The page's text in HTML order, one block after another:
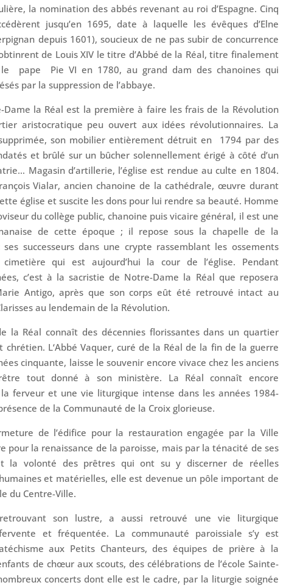
la nomination des abbés revenant au roi d’Espagne. Cinq
jusqu’en 1695, date à laquelle les évêques d’Elne
depuis 1601), soucieux de ne pas subir de concurrence
de Louis XIV le titre d’Abbé de la Réal, titre finalement
Pie VI en 1780, au grand dam des chanoines qui
par la suppression de l’abbaye.
Dame la Réal est la première à faire les frais de la Révolution
aristocratique peu ouvert aux idées révolutionnaires. La
son mobilier entièrement détruit en 1794 par des
et brûlé sur un bûcher solennellement érigé à côté d’un
Magasin d’artillerie, l’église est rendue au culte en 1804.
Vialar, ancien chanoine de la cathédrale, œuvre durant
église et suscite les dons pour lui rendre sa beauté. Homme
du collège public, chanoine puis vicaire général, il est une
de cette époque ; il repose sous la chapelle de la
ses successeurs dans une crypte rassemblant les ossements
qui est aujourd’hui la cour de l’église. Pendant
c’est à la sacristie de Notre-Dame la Réal que reposera
Antigo, après que son corps eût été retrouvé intact au
au lendemain de la Révolution.
la Réal connaît des décennies florissantes dans un quartier
chrétien. L‘Abbé Vaquer, curé de la Réal de la fin de la guerre
cinquante, laisse le souvenir encore vivace chez les anciens
tout donné à son ministère. La Réal connaît encore
la ferveur et une vie liturgique intense dans les années 1984-
de la Communauté de la Croix glorieuse.
de l’édifice pour la restauration engagée par la Ville
pour la renaissance de la paroisse, mais par la ténacité de ses
la volonté des prêtres qui ont su y discerner de réelles
et matérielles, elle est devenue un pôle important de
du Centre-Ville.
retrouvant son lustre, a aussi retrouvé une vie liturgique
et fréquentée. La communauté paroissiale s’y est
aux Petits Chanteurs, des équipes de prière à la
de chœur aux scouts, des célébrations de l’école Sainte-
concerts dont elle est le cadre, par la liturgie soignée